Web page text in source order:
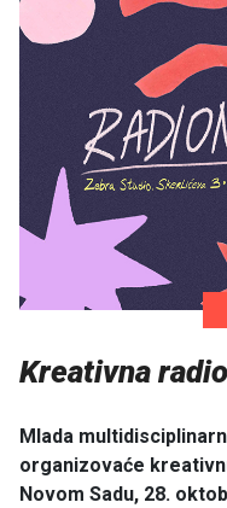
Kreativna
Mlada
organizovaće
Novom Sadu, 28.